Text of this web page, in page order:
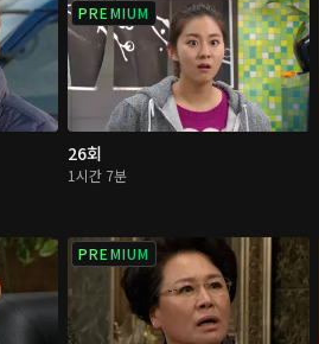
PREMIUM
26회
1시간 7분
PREMIUM